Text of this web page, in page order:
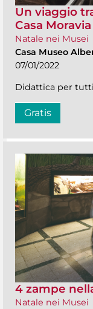
Un viaggio
Casa Moravia
Natale nei Musei
Casa Museo
07/01/2022
Didattica per tutti
Gratis
4 zampe
Natale nei Musei